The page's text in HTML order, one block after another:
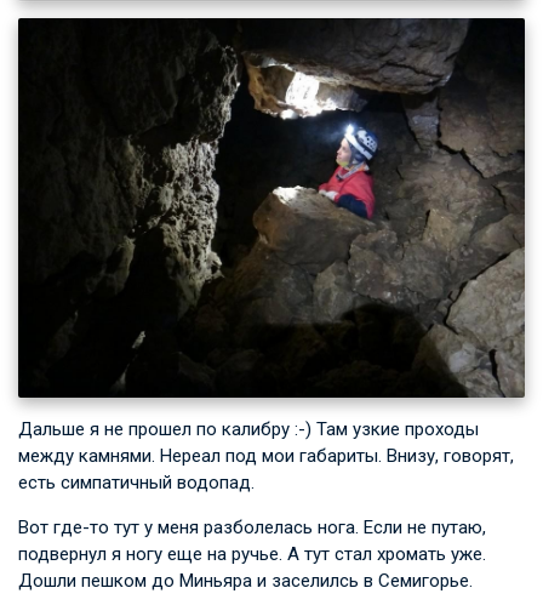
Дальше я не прошел по калибру :-) Там узкие проходы
между камнями. Нереал под мои габариты. Внизу, говорят,
есть симпатичный водопад.
Вот где-то тут у меня разболелась нога. Если не путаю,
подвернул я ногу еще на ручье. А тут стал хромать уже.
Дошли пешком до Миньяра и заселилсь в Семигорье.